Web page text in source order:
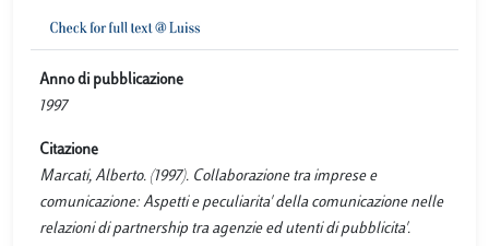
Anno di pubblicazione
1997
Citazione
Marcati, Alberto. (1997). Collaborazione tra imprese e
comunicazione: Aspetti e peculiarita' della comunicazione nelle
relazioni di partnership tra agenzie ed utenti di pubblicita'.